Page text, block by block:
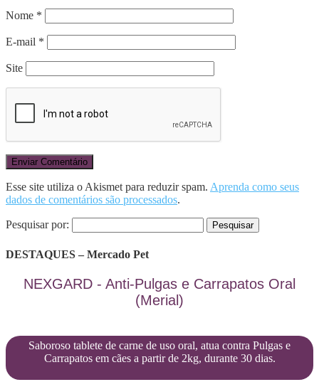
Nome *
E-mail *
Site
Esse site utiliza o Akismet para reduzir spam. Aprenda como seus
dados de comentários são processados.
Pesquisar por:
DESTAQUES – Mercado Pet
NEXGARD - Anti-Pulgas e Carrapatos Oral
(Merial)
Saboroso tablete de carne de uso oral, atua contra Pulgas e
Carrapatos em cães a partir de 2kg, durante 30 dias.